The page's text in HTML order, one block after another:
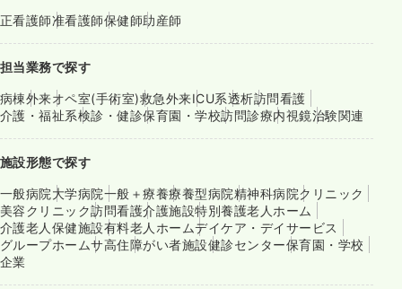
正看護師准看護師保健師助産師
担当業務で探す
病棟外来オペ室(手術室)救急外来ICU系透析訪問看護
介護・福祉系検診・健診保育園・学校訪問診療内視鏡治験関連
施設形態で探す
一般病院大学病院一般＋療養療養型病院精神科病院クリニック
美容クリニック訪問看護介護施設特別養護老人ホーム
介護老人保健施設有料老人ホームデイケア・デイサービス
グループホームサ高住障がい者施設健診センター保育園・学校
企業